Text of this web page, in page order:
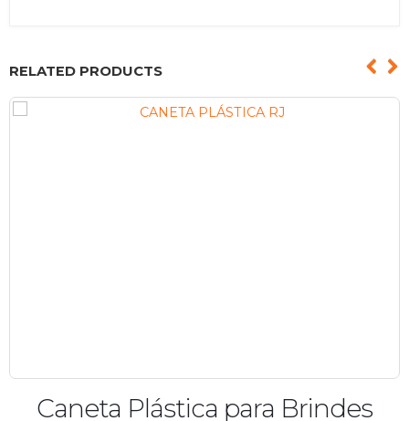
RELATED PRODUCTS
Brindes Canetas